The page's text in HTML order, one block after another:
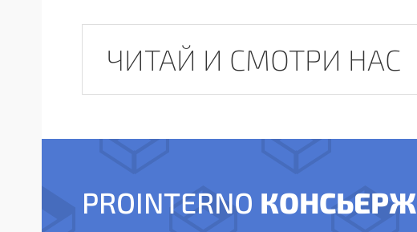
ЧИТАЙ И СМОТРИ НАС
PROINTERNO КОНСЬЕРЖ